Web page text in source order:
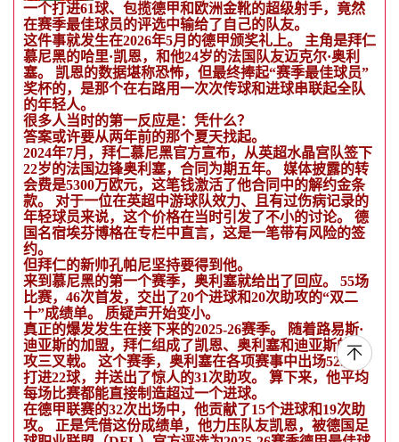
一个打进61球、包揽德甲和欧洲金靴的超级射手，竟然
在赛季最佳球员的评选中输给了自己的队友。
这件事就发生在2026年5月的德甲颁奖礼上。 主角是拜仁
慕尼黑的哈里·凯恩，和他24岁的法国队友迈克尔·奥利
塞。 凯恩的数据堪称恐怖，但最终捧起“赛季最佳球员”
奖杯的，是那个在右路用一次次传球和进球串联起全队
的年轻人。
很多人当时的第一反应是：凭什么？
答案或许要从两年前的那个夏天找起。
2024年7月，拜仁慕尼黑官方宣布，从英超水晶宫队签下
22岁的法国边锋奥利塞，合同为期五年。 媒体披露的转
会费是5300万欧元，这笔钱激活了他合同中的解约金条
款。 对于一位在英超中游球队效力、且有过伤病记录的
年轻球员来说，这个价格在当时引发了不小的讨论。 德
国名宿埃芬博格在专栏中直言，这是一笔带有风险的签
约。
但拜仁的新帅孔帕尼坚持要得到他。
来到慕尼黑的第一个赛季，奥利塞就给出了回应。 55场
比赛，46次首发，交出了20个进球和20次助攻的“双二
十”成绩单。 质疑声开始变小。
真正的爆发发生在接下来的2025-26赛季。 随着路易斯·
迪亚斯的加盟，拜仁组成了凯恩、奥利塞和迪亚斯的进
攻三叉戟。 这个赛季，奥利塞在各项赛事中出场52次，
打进22球，并送出了惊人的31次助攻。 算下来，他平均
每场比赛都能直接制造超过一个进球。
在德甲联赛的32次出场中，他贡献了15个进球和19次助
攻。 正是凭借这份成绩单，他力压队友凯恩，被德国足